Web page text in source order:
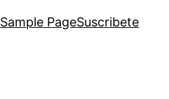
Sample PageSuscribete